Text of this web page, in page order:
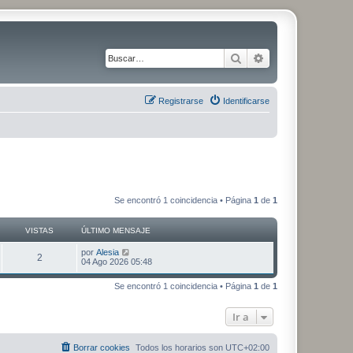
Buscar
Identificarse
Registrarse
Se encontró 1 coincidencia • Página 1 de 1
VISTAS ÚLTIMO MENSAJE
2V
i
Ú
l
i
s
a
por Alesia
04 Ago 2026 05:48
Se encontró 1 coincidencia • Página 1 de 1
Ir a
Todos los horarios son UTC+02:00
Borrar cookies